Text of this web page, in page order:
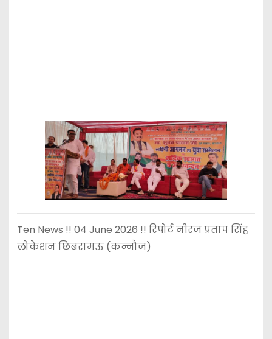
Ten News !! 04 June 2026 !! रिपोर्ट नीरज प्रताप सिंह
लोकेशन छिबरामऊ (कन्नौज)